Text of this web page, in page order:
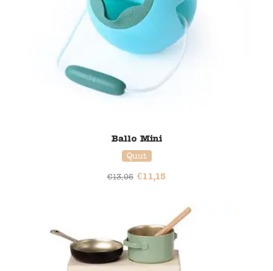
Ballo Mini
Quut
€13,95 €11,15